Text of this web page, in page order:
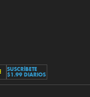
SUSCRÍBETE
$1.99 DIARIOS